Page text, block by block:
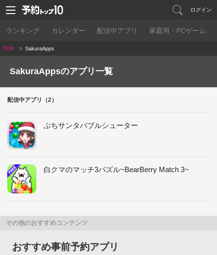
ログイン
ランキング カレンダー 配信中アプリ 家庭用・PCゲーム
TOP SakuraApps
SakuraAppsのアプリ一覧
配信中アプリ（2）
ぷちサンタバブルシューター
白クマのマッチ3パズル~BearBerry Match 3~
その他のおすすめコンテンツ
おすすめ事前予約アプリ